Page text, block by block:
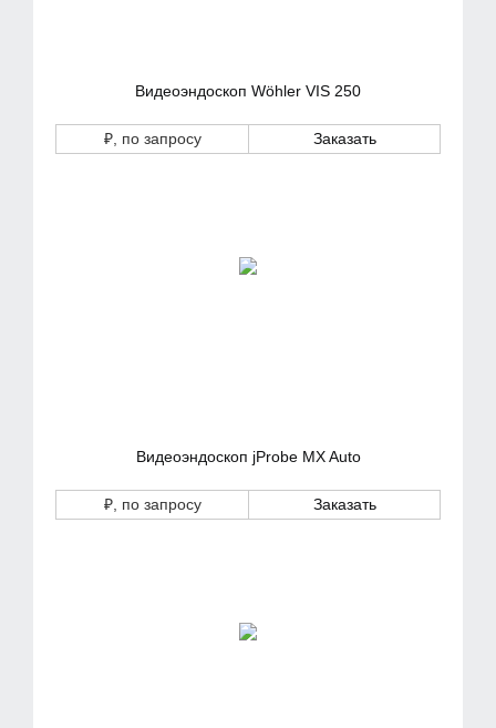
Видеоэндоскоп Wöhler VIS 250
₽, по запросу Заказать
Видеоэндоскоп jProbe MX Auto
₽, по запросу Заказать